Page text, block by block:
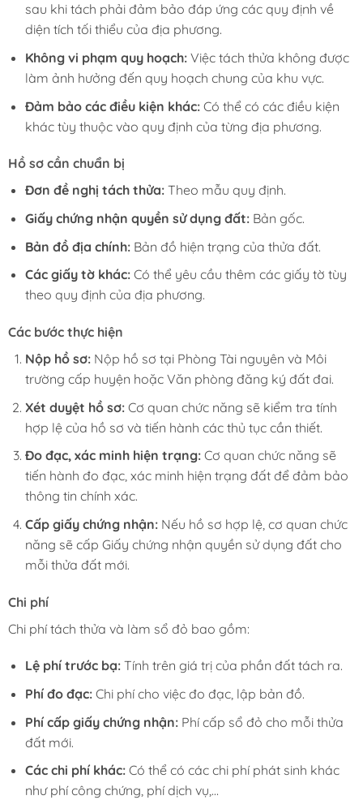
sau khi tách phải đảm bảo đáp ứng các quy định về
diện tích tối thiểu của địa phương.
Không vi phạm quy hoạch:Việc tách thửa không được
làm ảnh hưởng đến quy hoạch chung của khu vực.
Đảm bảo các điều kiện khác:Có thể có các điều kiện
khác tùy thuộc vào quy định của từng địa phương.
Hồ sơ cần chuẩn bị
Đơn đề nghị tách thửa:Theo mẫu quy định.
Giấy chứng nhận quyền sử dụng đất:Bản gốc.
Bản đồ địa chính:Bản đồ hiện trạng của thửa đất.
Các giấy tờ khác:Có thể yêu cầu thêm các giấy tờ tùy
theo quy định của địa phương.
Các bước thực hiện
Nộp hồ sơ:Nộp hồ sơ tại Phòng Tài nguyên và Môi
trường cấp huyện hoặc Văn phòng đăng ký đất đai.
Xét duyệt hồ sơ:Cơ quan chức năng sẽ kiểm tra tính
hợp lệ của hồ sơ và tiến hành các thủ tục cần thiết.
Đo đạc, xác minh hiện trạng:Cơ quan chức năng sẽ
tiến hành đo đạc, xác minh hiện trạng đất để đảm bảo
thông tin chính xác.
Cấp giấy chứng nhận:Nếu hồ sơ hợp lệ, cơ quan chức
năng sẽ cấp Giấy chứng nhận quyền sử dụng đất cho
mỗi thửa đất mới.
Chi phí
Chi phí tách thửa và làm sổ đỏ bao gồm:
Lệ phí trước bạ:Tính trên giá trị của phần đất tách ra.
Phí đo đạc:Chi phí cho việc đo đạc, lập bản đồ.
Phí cấp giấy chứng nhận:Phí cấp sổ đỏ cho mỗi thửa
đất mới.
Các chi phí khác:Có thể có các chi phí phát sinh khác
như phí công chứng, phí dịch vụ,…